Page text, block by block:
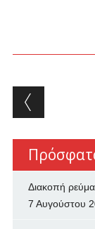
Post
Διακοπή
7 Αυγούστου